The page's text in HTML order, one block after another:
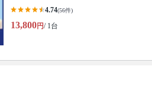
4.74(56件)
13,800円/ 1台